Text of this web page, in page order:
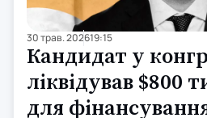
30 трав. 202619:15
Кандидат у
ліквідував $800
для